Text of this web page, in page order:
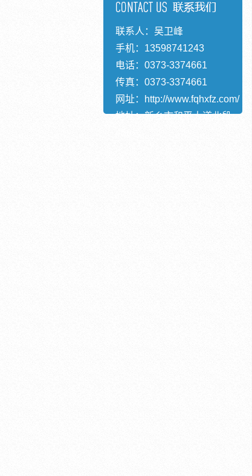
联系人：吴卫峰
手机：13598741243
电话：0373-3374661
传真：0373-3374661
网址：
http://www.fqhxfz.com/
地址：新乡市和平大道北段